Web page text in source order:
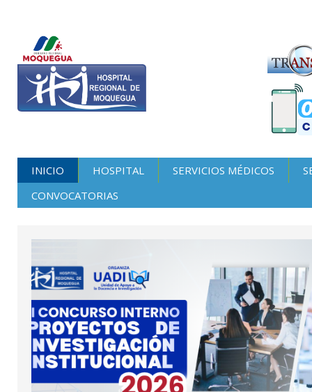
INICIO HOSPITAL SERVICIOS MÉDICOS
CONVOCATORIAS